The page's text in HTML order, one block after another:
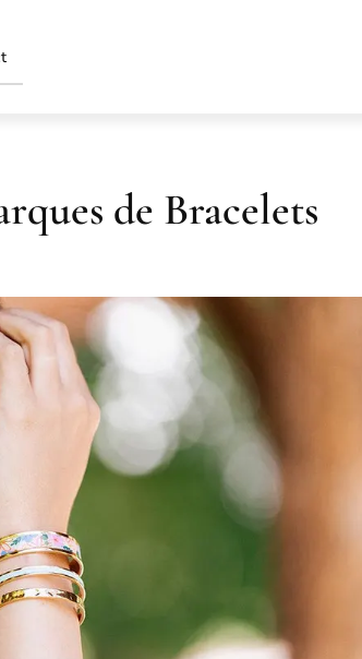
de Bracelets